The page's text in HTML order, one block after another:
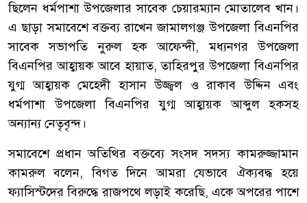
ছিলেন ধর্মপাশা উপজেলার সাবেক চেয়ারম্যান মোতালেব খান।
এ ছাড়া সমাবেশে বক্তব্য রাখেন জামালগঞ্জ উপজেলা বিএনপির
সাবেক সভাপতি নুরুল হক আফেন্দী, মধ্যনগর উপজেলা
বিএনপির আহ্বায়ক আবে হায়াত, তাহিরপুর উপজেলা বিএনপির
যুগ্ম আহ্বায়ক মেহেদী হাসান উজ্জ্বল ও রাকাব উদ্দিন এবং
ধর্মপাশা উপজেলা বিএনপির যুগ্ম আহ্বায়ক আব্দুল হকসহ
অন্যান্য নেতৃবৃন্দ।
সমাবেশে প্রধান অতিথির বক্তব্যে সংসদ সদস্য কামরুজ্জামান
কামরুল বলেন, বিগত দিনে আমরা যেভাবে ঐক্যবদ্ধ হয়ে
ফ্যাসিস্টদের বিরুদ্ধে রাজপথে লড়াই করেছি, একে অপরের পাশে